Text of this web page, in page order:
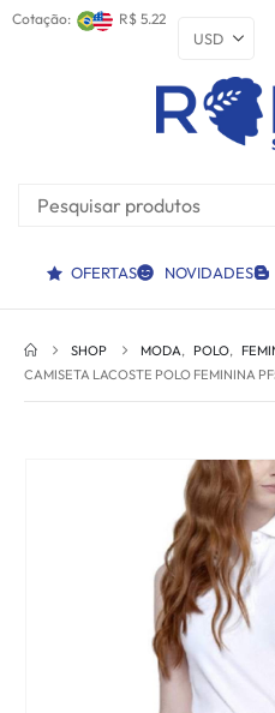
Cotação: R$ 5.22
OFERTAS NOVIDADES
SHOP MODA, POLO,
CAMISETA LACOSTE POLO FEMININA